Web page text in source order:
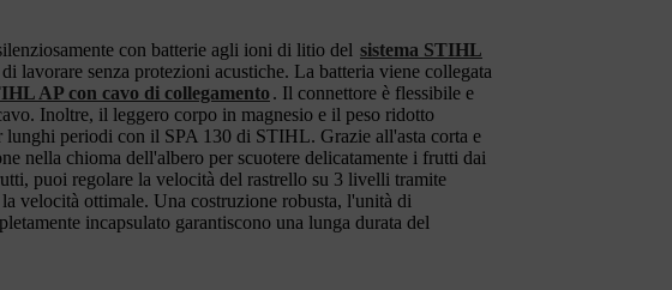
con batterie agli ioni di litio del sistema STIHL
lavorare senza protezioni acustiche. La batteria viene collegata
AP con cavo di collegamento . Il connettore è flessibile e
Inoltre, il leggero corpo in magnesio e il peso ridotto
lunghi periodi con il SPA 130 di STIHL. Grazie all'asta corta e
nella chioma dell'albero per scuotere delicatamente i frutti dai
puoi regolare la velocità del rastrello su 3 livelli tramite
velocità ottimale. Una costruzione robusta, l'unità di
incapsulato garantiscono una lunga durata del